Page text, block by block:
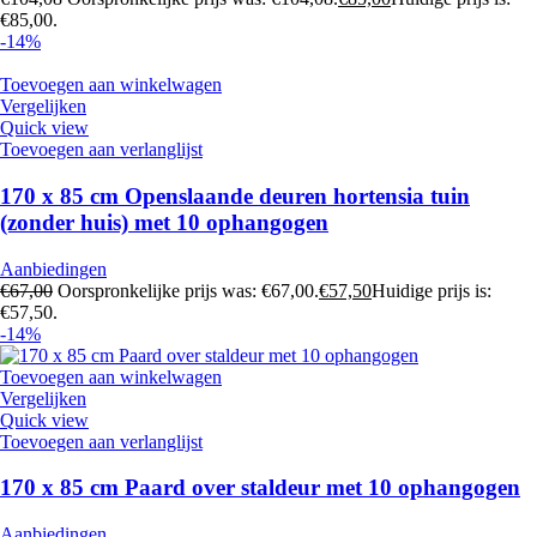
€85,00.
-14%
Toevoegen aan winkelwagen
Vergelijken
Quick view
Toevoegen aan verlanglijst
170 x 85 cm Openslaande deuren hortensia tuin
(zonder huis) met 10 ophangogen
Aanbiedingen
€67,00 Oorspronkelijke prijs was: €67,00.€57,50Huidige prijs is:
€57,50.
-14%
Toevoegen aan winkelwagen
Vergelijken
Quick view
Toevoegen aan verlanglijst
170 x 85 cm Paard over staldeur met 10 ophangogen